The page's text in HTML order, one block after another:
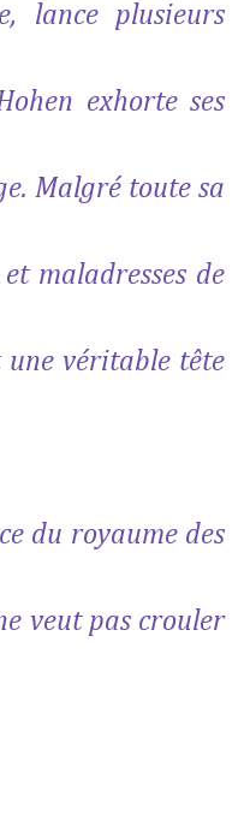
lance plusieurs
exhorte ses
Malgré toute sa
maladresses de
une véritable tête
du royaume des
veut pas crouler